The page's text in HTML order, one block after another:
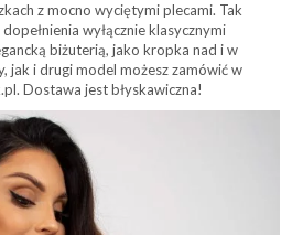
z mocno wyciętymi plecami. Tak
wyłącznie klasycznymi
biżuterią, jako kropka nad i w
jak i drugi model możesz zamówić w
Dostawa jest błyskawiczna!